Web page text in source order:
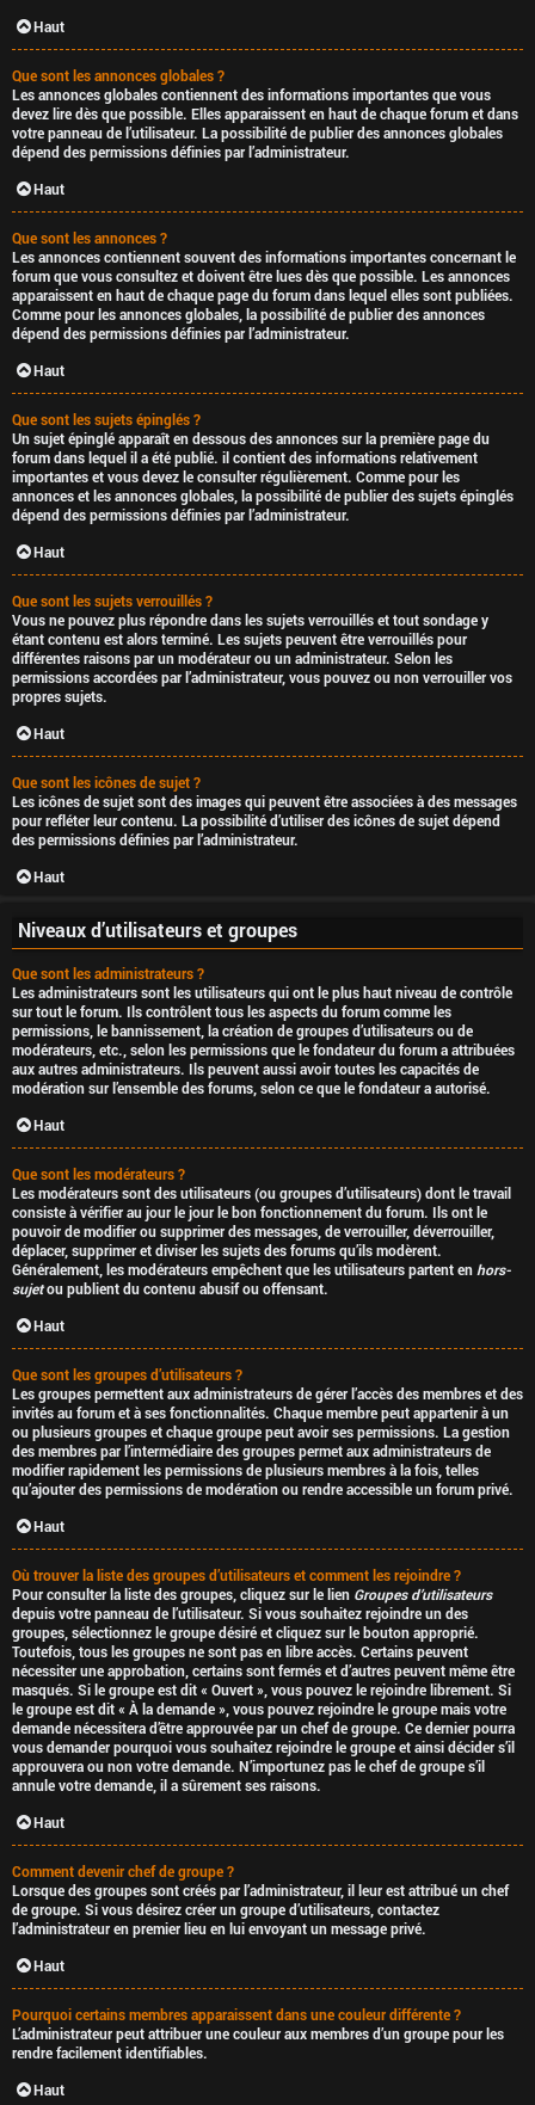
Haut
Que sont les annonces globales ?
Les annonces globales contiennent des informations importantes que vous
devez lire dès que possible. Elles apparaissent en haut de chaque forum et dans
votre panneau de l’utilisateur. La possibilité de publier des annonces globales
dépend des permissions définies par l’administrateur.
Haut
Que sont les annonces ?
Les annonces contiennent souvent des informations importantes concernant le
forum que vous consultez et doivent être lues dès que possible. Les annonces
apparaissent en haut de chaque page du forum dans lequel elles sont publiées.
Comme pour les annonces globales, la possibilité de publier des annonces
dépend des permissions définies par l’administrateur.
Haut
Que sont les sujets épinglés ?
Un sujet épinglé apparaît en dessous des annonces sur la première page du
forum dans lequel il a été publié. il contient des informations relativement
importantes et vous devez le consulter régulièrement. Comme pour les
annonces et les annonces globales, la possibilité de publier des sujets épinglés
dépend des permissions définies par l’administrateur.
Haut
Que sont les sujets verrouillés ?
Vous ne pouvez plus répondre dans les sujets verrouillés et tout sondage y
étant contenu est alors terminé. Les sujets peuvent être verrouillés pour
différentes raisons par un modérateur ou un administrateur. Selon les
permissions accordées par l’administrateur, vous pouvez ou non verrouiller vos
propres sujets.
Haut
Que sont les icônes de sujet ?
Les icônes de sujet sont des images qui peuvent être associées à des messages
pour refléter leur contenu. La possibilité d’utiliser des icônes de sujet dépend
des permissions définies par l’administrateur.
Haut
Niveaux d’utilisateurs et groupes
Que sont les administrateurs ?
Les administrateurs sont les utilisateurs qui ont le plus haut niveau de contrôle
sur tout le forum. Ils contrôlent tous les aspects du forum comme les
permissions, le bannissement, la création de groupes d’utilisateurs ou de
modérateurs, etc., selon les permissions que le fondateur du forum a attribuées
aux autres administrateurs. Ils peuvent aussi avoir toutes les capacités de
modération sur l’ensemble des forums, selon ce que le fondateur a autorisé.
Haut
Que sont les modérateurs ?
Les modérateurs sont des utilisateurs (ou groupes d’utilisateurs) dont le travail
consiste à vérifier au jour le jour le bon fonctionnement du forum. Ils ont le
pouvoir de modifier ou supprimer des messages, de verrouiller, déverrouiller,
déplacer, supprimer et diviser les sujets des forums qu’ils modèrent.
Généralement, les modérateurs empêchent que les utilisateurs partent en hors-
sujetou publient du contenu abusif ou offensant.
Haut
Que sont les groupes d’utilisateurs ?
Les groupes permettent aux administrateurs de gérer l’accès des membres et des
invités au forum et à ses fonctionnalités. Chaque membre peut appartenir à un
ou plusieurs groupes et chaque groupe peut avoir ses permissions. La gestion
des membres par l’intermédiaire des groupes permet aux administrateurs de
modifier rapidement les permissions de plusieurs membres à la fois, telles
qu’ajouter des permissions de modération ou rendre accessible un forum privé.
Haut
Où trouver la liste des groupes d’utilisateurs et comment les rejoindre ?
Pour consulter la liste des groupes, cliquez sur le lien Groupes d’utilisateurs
depuis votre panneau de l’utilisateur. Si vous souhaitez rejoindre un des
groupes, sélectionnez le groupe désiré et cliquez sur le bouton approprié.
Toutefois, tous les groupes ne sont pas en libre accès. Certains peuvent
nécessiter une approbation, certains sont fermés et d’autres peuvent même être
masqués. Si le groupe est dit « Ouvert », vous pouvez le rejoindre librement. Si
le groupe est dit « À la demande », vous pouvez rejoindre le groupe mais votre
demande nécessitera d’être approuvée par un chef de groupe. Ce dernier pourra
vous demander pourquoi vous souhaitez rejoindre le groupe et ainsi décider s’il
approuvera ou non votre demande. N’importunez pas le chef de groupe s’il
annule votre demande, il a sûrement ses raisons.
Haut
Comment devenir chef de groupe ?
Lorsque des groupes sont créés par l’administrateur, il leur est attribué un chef
de groupe. Si vous désirez créer un groupe d’utilisateurs, contactez
l’administrateur en premier lieu en lui envoyant un message privé.
Haut
Pourquoi certains membres apparaissent dans une couleur différente ?
L’administrateur peut attribuer une couleur aux membres d’un groupe pour les
rendre facilement identifiables.
Haut